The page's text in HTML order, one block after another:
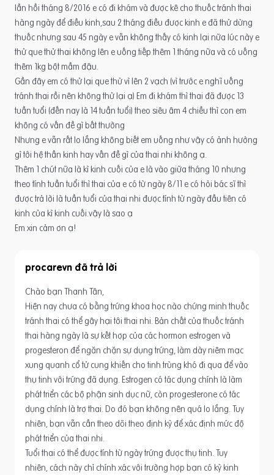
lần hồi tháng 8/2016 e có đi khám và được kê cho thuốc tránh thai
hàng ngày để điều kinh,sau 2 tháng điều được kinh e đã thử dừng
thuốc nhưng sau 45 ngày e vẫn không thấy có kinh lại nữa lúc này e
thử que thử thai không lên e uống tiếp thêm 1 tháng nữa và có uống
thêm 1kg bột mầm đậu.
Gần đây em có thử lại que thử vì lên 2 vạch (vì trước e nghĩ uống
tránh thai rồi nên không thử lại ạ) Em đi khám thì thai đã được 13
tuần tuổi (đến nay là 14 tuần tuổi) theo siêu âm 4 chiều thì con em
không có vấn đề gì bất thường
Nhưng e vẫn rất lo lắng không biết em uống như vậy có ảnh hưởng
gì tới hệ thần kinh hay vấn đề gì của thai nhi không ạ.
Thêm 1 chút nữa là kì kinh cuối của e là vào giữa tháng 10 nhưng
theo tính tuần tuổi thì thai của e có từ ngày 8/11 e có hỏi bác sĩ thì
được trả lời là tuần tuổi của thai nhi được tính từ ngày đầu tiên có
kinh của kì kinh cuối.vậy là sao ạ
Em xin cảm ơn ạ!
procarevn
Chào bạn Thanh Tân,
Hiện nay chưa có bằng trứng khoa học nào chứng minh thuốc
tránh thai có thể gây hại tới thai nhi. Bản chất của thuốc tránh
thai hàng ngày là sự kết hợp của các hormon estrogen và
progesteron để ngăn chặn sự dụng trứng, làm dày niêm mạc
xung quanh cổ tử cung khiến cho tinh trùng khó đi qua để vào
thụ tinh với trứng đã dụng. Estrogen có tác dụng chính là làm
phát triển các bộ phận sinh dục nữ, còn progesterone có tác
dụng chính là trợ thai. Do đó bạn không nên quá lo lắng. Tuy
nhiên, bạn vẫn cần theo dõi theo định kỳ để xác định mức độ
phát triển của thai nhi.
Tuổi thai có thể được tính từ ngày trứng được thụ tinh. Tuy
nhiên, cách này chỉ chính xác với trường hợp bạn có kỳ kinh